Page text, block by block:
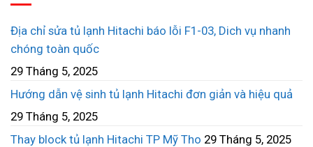
Địa chỉ sửa tủ lạnh Hitachi báo lỗi F1-03, Dich vụ nhanh
chóng toàn quốc
29 Tháng 5, 2025
Hướng dẫn vệ sinh tủ lạnh Hitachi đơn giản và hiệu quả
29 Tháng 5, 2025
Thay block tủ lạnh Hitachi TP Mỹ Tho 29 Tháng 5, 2025